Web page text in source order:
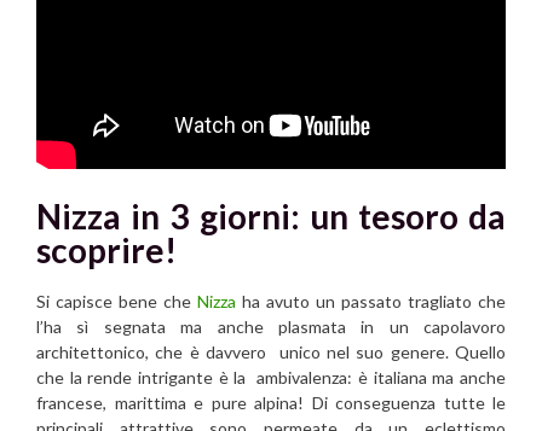
Nizza in 3 giorni: un tesoro da
scoprire!
Si capisce bene che Nizza ha avuto un passato tragliato che
l’ha sì segnata ma anche plasmata in un capolavoro
architettonico, che è davvero unico nel suo genere. Quello
che la rende intrigante è la ambivalenza: è italiana ma anche
francese, marittima e pure alpina! Di conseguenza tutte le